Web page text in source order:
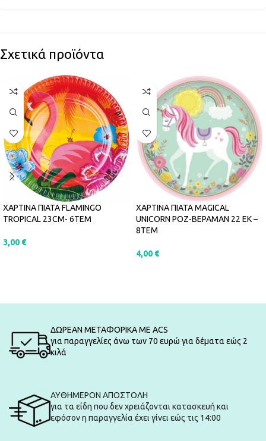
Σχετικά προϊόντα
ΧΑΡΤΙΝΑ ΠΙΑΤΑ FLAMINGO
TROPICAL 23CM- 6ΤΕΜ
3,00 €
ΧΑΡΤΙΝΑ ΠΙΑΤΑ MAGICAL
UNICORN ΡΟΖ-ΒΕΡΑΜΑΝ 22 ΕΚ –
8ΤΕΜ
4,00 €
ΔΩΡΕΑΝ ΜΕΤΑΦΟΡΙΚΑ ΜΕ ACS
για παραγγελίες άνω των 70 ευρώ για δέματα εώς 2
κιλά
ΑΥΘΗΜΕΡΟΝ ΑΠΟΣΤΟΛΗ
για τα είδη που δεν χρειάζονται κατασκευή και
εφόσον η παραγγελία έχει γίνει εώς τις 14:00